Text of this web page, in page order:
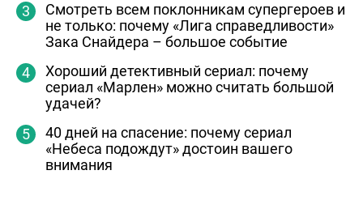
Смотреть всем поклонникам супергероев и
не только: почему «Лига справедливости»
Зака Снайдера – большое событие
Хороший детективный сериал: почему
сериал «Марлен» можно считать большой
удачей?
40 дней на спасение: почему сериал
«Небеса подождут» достоин вашего
внимания